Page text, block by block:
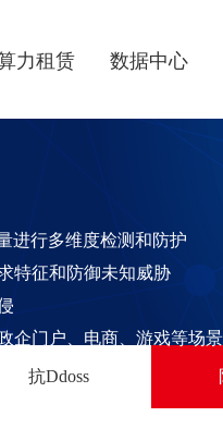
力租赁 数据中心
进行多维度检测和防护
特征和防御未知威胁
企门户、电商、游戏等场
抗Ddoss